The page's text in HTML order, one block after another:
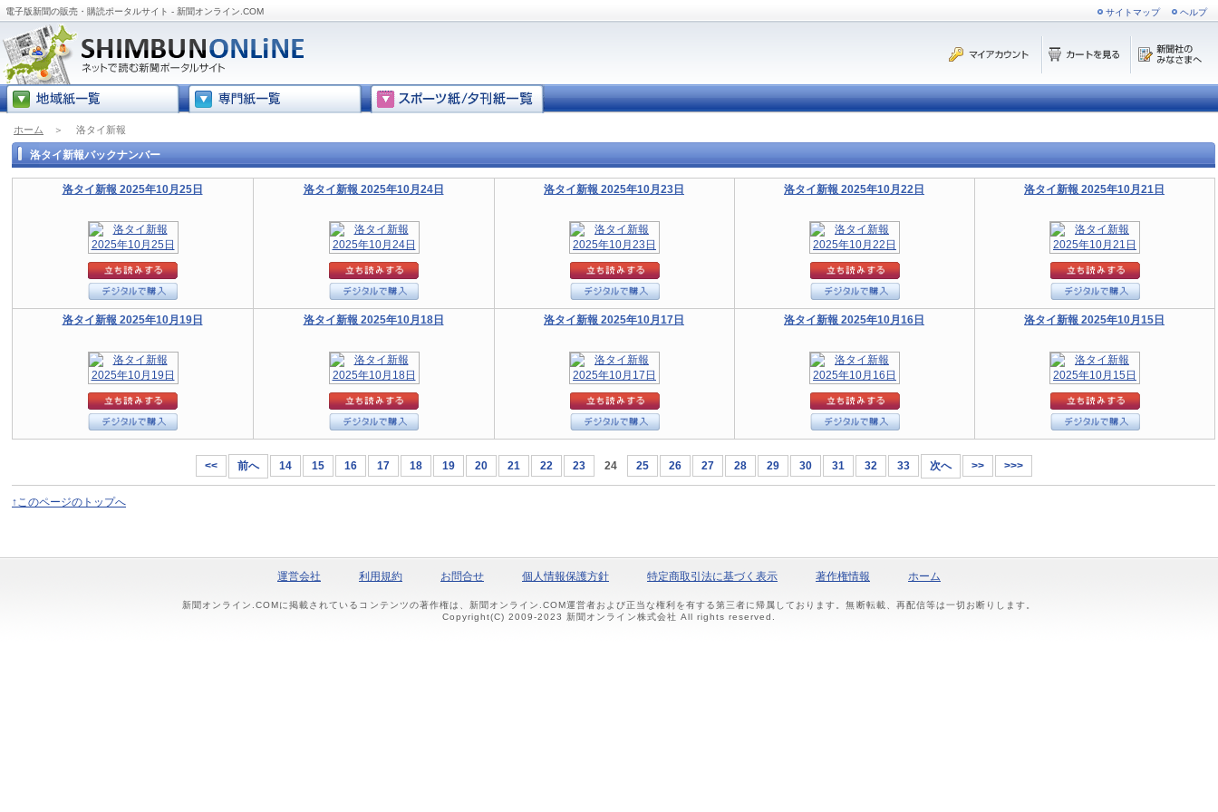
電子版新聞の販売・購読ポータルサイト - 新聞オンライン.COM サイトマップ ヘルプ
ホーム ＞ 洛タイ新報
洛タイ新報バックナンバー
洛タイ新報 2025年10月25日 洛タイ新報 2025年10月24日 洛タイ新報 2025年10月23日 洛タイ新報 2025年10月22日 洛タイ新報 2025年10月21日
洛タイ新報 2025年10月19日 洛タイ新報 2025年10月18日 洛タイ新報 2025年10月17日 洛タイ新報 2025年10月16日 洛タイ新報 2025年10月15日
<< 前へ 14 15 16 17 18 19 20 21 22 23 24 25 26 27 28 29 30 31 32 33 次へ >> >>>
↑このページのトップへ
運営会社 利用規約 お問合せ 個人情報保護方針 特定商取引法に基づく表示 著作権情報 ホーム
新聞オンライン.COMに掲載されているコンテンツの著作権は、新聞オンライン.COM運営者および正当な権利を有する第三者に帰属しております。無断転載、再配信等は一切お断りします。
Copyright(C) 2009-2023 新聞オンライン株式会社 All rights reserved.